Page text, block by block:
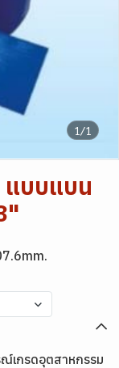
1/1
แบบแบน
เกรดอุตสาหกรรม